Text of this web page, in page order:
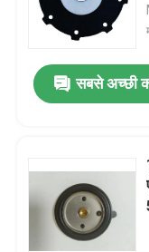
हमारे बारे में
कारखाने का दौरा
समाचार
सबसे अच्छी